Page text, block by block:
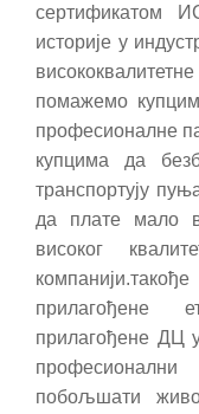
сертификатом
историје у
помажемо
професионалне
купцима да
транспортују
да плате мало
високог
прилагођене
прилагођене ДЦ
побољшати